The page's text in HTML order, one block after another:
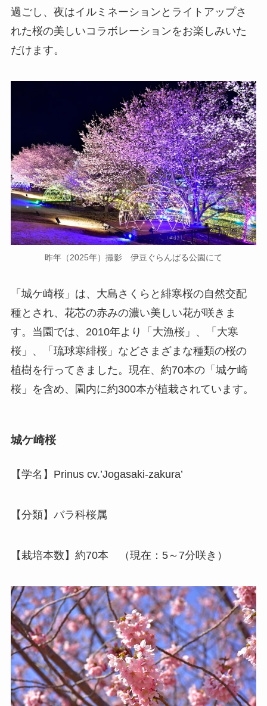
過ごし、夜はイルミネーションとライトアップさ
れた桜の美しいコラボレーションをお楽しみいた
だけます。
昨年（2025年）撮影 伊豆ぐらんぱる公園にて
「城ケ崎桜」は、大島さくらと緋寒桜の自然交配
種とされ、花芯の赤みの濃い美しい花が咲きま
す。当園では、2010年より「大漁桜」、「大寒
桜」、「琉球寒緋桜」などさまざまな種類の桜の
植樹を行ってきました。現在、約70本の「城ケ崎
桜」を含め、園内に約300本が植栽されています。
城ケ崎桜
【学名】Prinus cv.’Jogasaki-zakura’
【分類】バラ科桜属
【栽培本数】約70本 （現在：5～7分咲き）